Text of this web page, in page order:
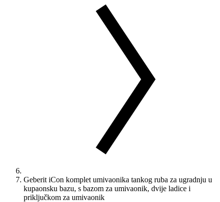
Geberit iCon komplet umivaonika tankog ruba za ugradnju u
kupaonsku bazu, s bazom za umivaonik, dvije ladice i
priključkom za umivaonik